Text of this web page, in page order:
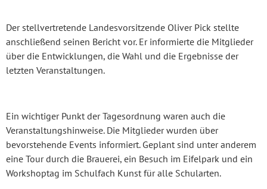
Der stellvertretende Landesvorsitzende Oliver Pick stellte
anschließend seinen Bericht vor. Er informierte die Mitglieder
über die Entwicklungen, die Wahl und die Ergebnisse der
letzten Veranstaltungen.
Ein wichtiger Punkt der Tagesordnung waren auch die
Veranstaltungshinweise. Die Mitglieder wurden über
bevorstehende Events informiert. Geplant sind unter anderem
eine Tour durch die Brauerei, ein Besuch im Eifelpark und ein
Workshoptag im Schulfach Kunst für alle Schularten.